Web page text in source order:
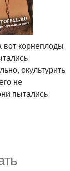
вот корнеплоды
окультурить
не
пытались